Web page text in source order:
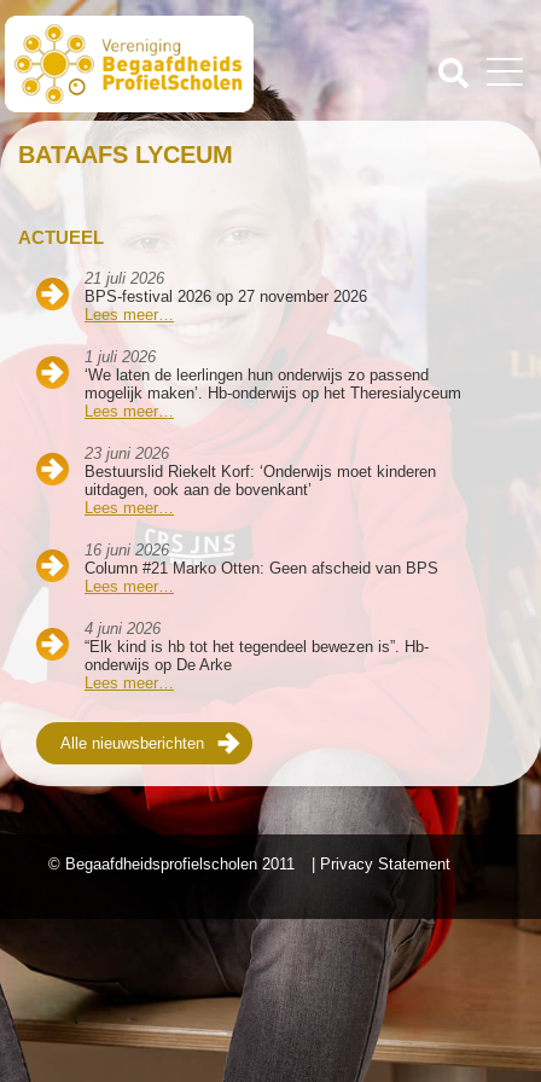
ACTUEEL
21 juli 2026
BPS-festival 2026 op 27 november 2026
Lees meer…
1 juli 2026
‘We laten de leerlingen hun onderwijs zo passend
mogelijk maken’. Hb-onderwijs op het Theresialyceum
Lees meer…
23 juni 2026
Bestuurslid Riekelt Korf: ‘Onderwijs moet kinderen
uitdagen, ook aan de bovenkant’
Lees meer…
16 juni 2026
Column #21 Marko Otten: Geen afscheid van BPS
Lees meer…
4 juni 2026
“Elk kind is hb tot het tegendeel bewezen is”. Hb-
onderwijs op De Arke
Lees meer…
Alle nieuwsberichten
BATAAFS LYCEUM
© Begaafdheidsprofielscholen 2011 | Privacy Statement